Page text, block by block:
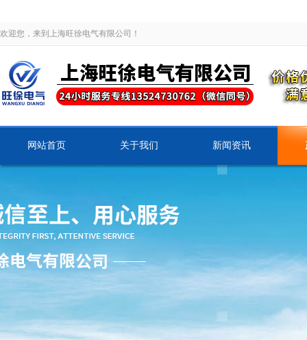
欢迎您，来到上海旺徐电气有限公司！
网站首页 关于我们 新闻资讯